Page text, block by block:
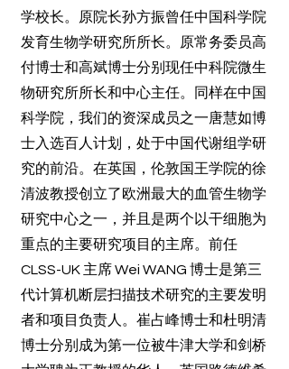
学校长。原院长孙方振曾任中国科学院
发育生物学研究所所长。原常务委员高
付博士和高斌博士分别现任中科院微生
物研究所所长和中心主任。同样在中国
科学院，我们的资深成员之一唐慧如博
士入选百人计划，处于中国代谢组学研
究的前沿。在英国，伦敦国王学院的徐
清波教授创立了欧洲最大的血管生物学
研究中心之一，并且是两个以干细胞为
重点的主要研究项目的主席。前任
CLSS-UK 主席 Wei WANG 博士是第三
代计算机断层扫描技术研究的主要发明
者和项目负责人。崔占峰博士和杜明清
博士分别成为第一位被牛津大学和剑桥